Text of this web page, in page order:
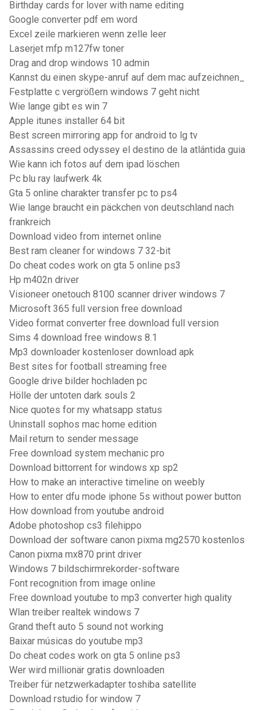
Birthday cards for lover with name editing
Google converter pdf em word
Excel zeile markieren wenn zelle leer
Laserjet mfp m127fw toner
Drag and drop windows 10 admin
Kannst du einen skype-anruf auf dem mac aufzeichnen_
Festplatte c vergrößern windows 7 geht nicht
Wie lange gibt es win 7
Apple itunes installer 64 bit
Best screen mirroring app for android to lg tv
Assassins creed odyssey el destino de la atlántida guia
Wie kann ich fotos auf dem ipad löschen
Pc blu ray laufwerk 4k
Gta 5 online charakter transfer pc to ps4
Wie lange braucht ein päckchen von deutschland nach
frankreich
Download video from internet online
Best ram cleaner for windows 7 32-bit
Do cheat codes work on gta 5 online ps3
Hp m402n driver
Visioneer onetouch 8100 scanner driver windows 7
Microsoft 365 full version free download
Video format converter free download full version
Sims 4 download free windows 8.1
Mp3 downloader kostenloser download apk
Best sites for football streaming free
Google drive bilder hochladen pc
Hölle der untoten dark souls 2
Nice quotes for my whatsapp status
Uninstall sophos mac home edition
Mail return to sender message
Free download system mechanic pro
Download bittorrent for windows xp sp2
How to make an interactive timeline on weebly
How to enter dfu mode iphone 5s without power button
How download from youtube android
Adobe photoshop cs3 filehippo
Download der software canon pixma mg2570 kostenlos
Canon pixma mx870 print driver
Windows 7 bildschirmrekorder-software
Font recognition from image online
Free download youtube to mp3 converter high quality
Wlan treiber realtek windows 7
Grand theft auto 5 sound not working
Baixar músicas do youtube mp3
Do cheat codes work on gta 5 online ps3
Wer wird millionär gratis downloaden
Treiber für netzwerkadapter toshiba satellite
Download rstudio for window 7